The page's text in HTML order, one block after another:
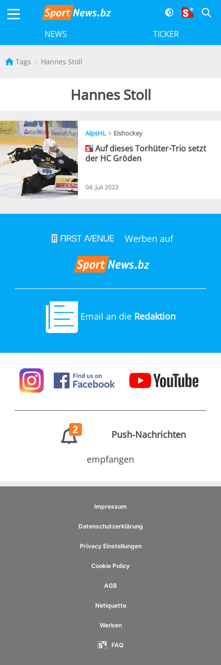
NEWS TICKER
Tags Hannes Stoll
Hannes Stoll
AlpsHL › Eishockey
Auf dieses Torhüter-Trio setzt
der HC Gröden
04. Juli 2023
Werben auf
Email an die Redaktion
2 Push-Nachrichten
empfangen
Impressum
Datenschutzerklärung
Privacy Einstellungen
Cookie Policy
AGB
Netiquette
Werben
FAQ